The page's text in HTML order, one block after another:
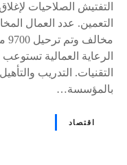
التفتيش الصلاحيات
التقنيات. التدريب
بالمؤسسة…
اقتصاد